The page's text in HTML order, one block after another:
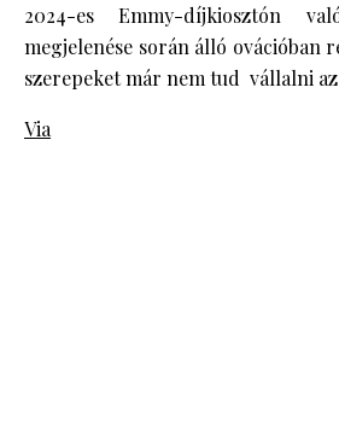
2024-es Emmy-díjkiosztón
megjelenése során álló ovációban
szerepeket már nem tud vállalni
Via